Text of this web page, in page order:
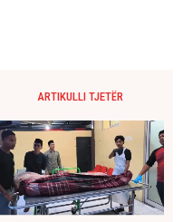
ARTIKULLI TJETËR